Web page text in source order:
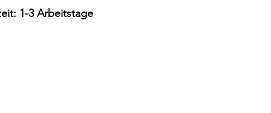
1-3 Arbeitstage